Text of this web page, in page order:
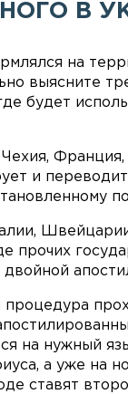
В
на
выясните
будет
и
прочих
процедура
на нужный
а уже на
ставят